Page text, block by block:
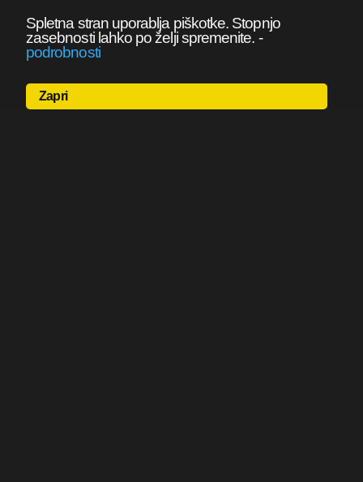
Spletna stran uporablja piškotke. Stopnjo
zasebnosti lahko po želji spremenite. -
podrobnosti
Zapri